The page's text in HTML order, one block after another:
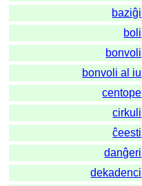
baziĝi
boli
bonvoli
bonvoli al iu
centope
cirkuli
ĉeesti
danĝeri
dekadenci